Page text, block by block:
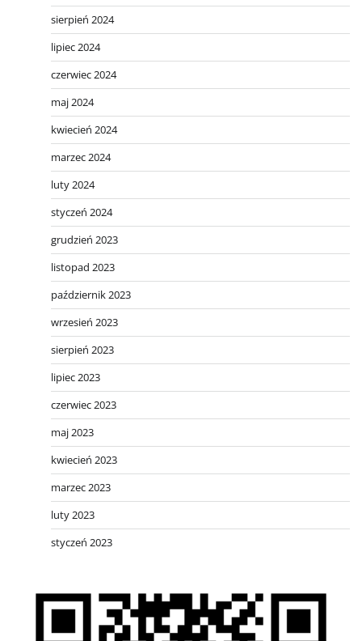
sierpień 2024
lipiec 2024
czerwiec 2024
maj 2024
kwiecień 2024
marzec 2024
luty 2024
styczeń 2024
grudzień 2023
listopad 2023
październik 2023
wrzesień 2023
sierpień 2023
lipiec 2023
czerwiec 2023
maj 2023
kwiecień 2023
marzec 2023
luty 2023
styczeń 2023